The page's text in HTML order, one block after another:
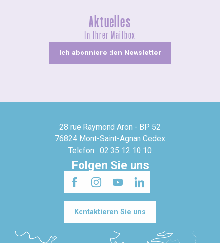
Aktuelles
In Ihrer Mailbox
Ich abonniere den Newsletter
28 rue Raymond Aron - BP 52
76824 Mont-Saint-Agnan Cedex
Telefon : 02 35 12 10 10
Folgen Sie uns
Kontaktieren Sie uns